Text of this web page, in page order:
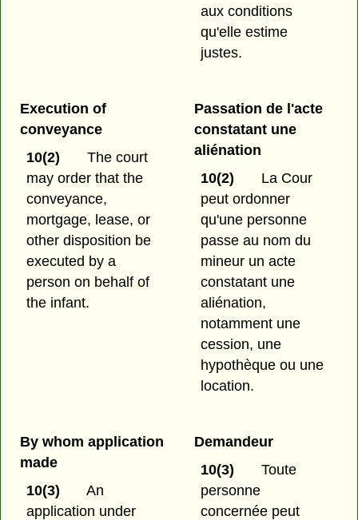
aux conditions
qu'elle estime
justes.
Execution of
conveyance
10(2)
The court
may order that the
conveyance,
mortgage, lease, or
other disposition be
executed by a
person on behalf of
the infant.
Passation de l'acte
constatant une
aliénation
10(2)
La Cour
peut ordonner
qu'une personne
passe au nom du
mineur un acte
constatant une
aliénation,
notamment une
cession, une
hypothèque ou une
location.
By whom application
made
10(3)
An
application under
Demandeur
10(3)
Toute
personne
concernée peut